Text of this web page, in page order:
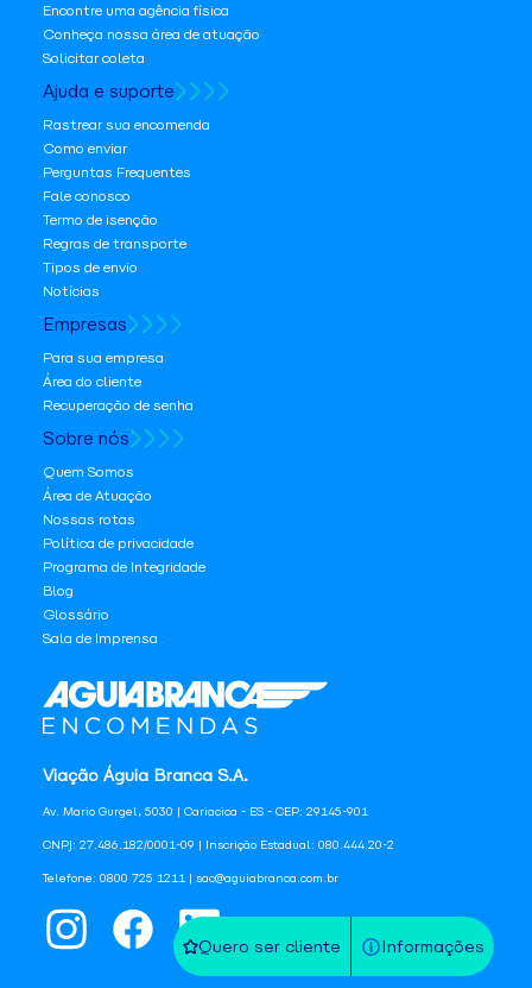
Quero ser cliente Informações
Viação Águia Branca S.A.
Av. Mario Gurgel, 5030 | Cariacica - ES - CEP: 29145-901
CNPJ: 27.486.182/0001-09 | Inscrição Estadual: 080.444.20-2
Telefone: 0800 725 1211 | sac@aguiabranca.com.br
Encontre uma agência física
Conheça nossa área de atuação
Solicitar coleta
Ajuda e suporte
Rastrear sua encomenda
Como enviar
Perguntas Frequentes
Fale conosco
Termo de isenção
Regras de transporte
Tipos de envio
Notícias
Empresas
Para sua empresa
Área do cliente
Recuperação de senha
Sobre nós
Quem Somos
Área de Atuação
Nossas rotas
Política de privacidade
Programa de Integridade
Blog
Glossário
Sala de Imprensa